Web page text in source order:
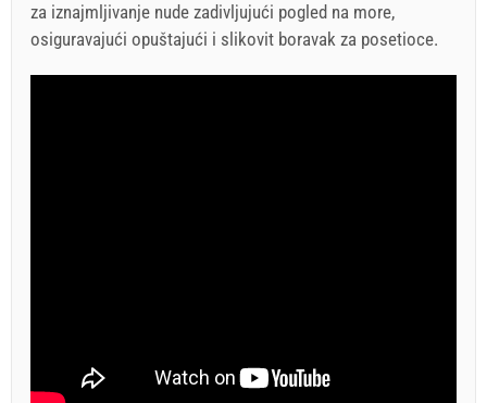
za iznajmljivanje nude zadivljujući pogled na more,
osiguravajući opuštajući i slikovit boravak za posetioce.